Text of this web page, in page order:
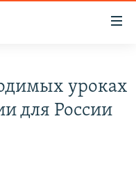
уроках
для России